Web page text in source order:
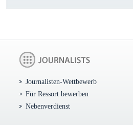
Journalisten-Wettbewerb
Für Ressort bewerben
Nebenverdienst